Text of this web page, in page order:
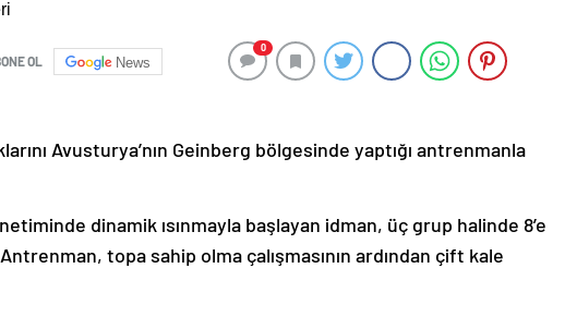
OL News
0
Avusturya’nın Geinberg bölgesinde yaptığı antrenmanla
dinamik ısınmayla başlayan idman, üç grup halinde 8’e
topa sahip olma çalışmasının ardından çift kale